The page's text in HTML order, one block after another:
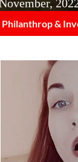
& Investor